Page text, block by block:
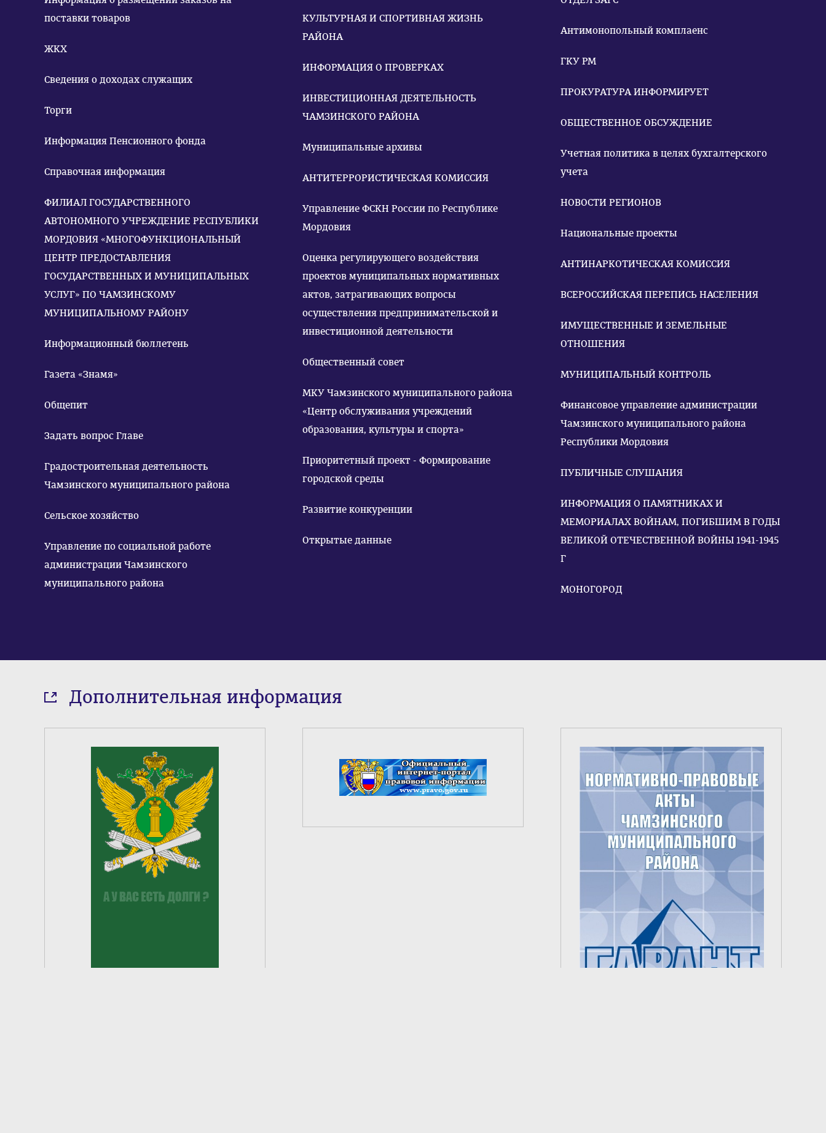
поставки товаров
ЖКХ
Сведения о доходах служащих
Торги
Информация Пенсионного фонда
Справочная информация
ФИЛИАЛ ГОСУДАРСТВЕННОГО
АВТОНОМНОГО УЧРЕЖДЕНИЕ РЕСПУБЛИКИ
МОРДОВИЯ «МНОГОФУНКЦИОНАЛЬНЫЙ
ЦЕНТР ПРЕДОСТАВЛЕНИЯ
ГОСУДАРСТВЕННЫХ И МУНИЦИПАЛЬНЫХ
УСЛУГ» ПО ЧАМЗИНСКОМУ
МУНИЦИПАЛЬНОМУ РАЙОНУ
Информационный бюллетень
Газета «Знамя»
Общепит
Задать вопрос Главе
Градостроительная деятельность
Чамзинского муниципального района
Сельское хозяйство
Управление по социальной работе
администрации Чамзинского
муниципального района
КУЛЬТУРНАЯ И СПОРТИВНАЯ ЖИЗНЬ
РАЙОНА
ИНФОРМАЦИЯ О ПРОВЕРКАХ
ИНВЕСТИЦИОННАЯ ДЕЯТЕЛЬНОСТЬ
ЧАМЗИНСКОГО РАЙОНА
Муниципальные архивы
АНТИТЕРРОРИСТИЧЕСКАЯ КОМИССИЯ
Управление ФСКН России по Республике
Мордовия
Оценка регулирующего воздействия
проектов муниципальных нормативных
актов, затрагивающих вопросы
осуществления предпринимательской и
инвестиционной деятельности
Общественный совет
МКУ Чамзинского муниципального района
«Центр обслуживания учреждений
образования, культуры и спорта»
Приоритетный проект - Формирование
городской среды
Развитие конкуренции
Открытые данные
Антимонопольный комплаенс
ГКУ РМ
ПРОКУРАТУРА ИНФОРМИРУЕТ
ОБЩЕСТВЕННОЕ ОБСУЖДЕНИЕ
Учетная политика в целях бухгалтерского
учета
НОВОСТИ РЕГИОНОВ
Национальные проекты
АНТИНАРКОТИЧЕСКАЯ КОМИССИЯ
ВСЕРОССИЙСКАЯ ПЕРЕПИСЬ НАСЕЛЕНИЯ
ИМУЩЕСТВЕННЫЕ И ЗЕМЕЛЬНЫЕ
ОТНОШЕНИЯ
МУНИЦИПАЛЬНЫЙ КОНТРОЛЬ
Финансовое управление администрации
Чамзинского муниципального района
Республики Мордовия
ПУБЛИЧНЫЕ СЛУШАНИЯ
ИНФОРМАЦИЯ О ПАМЯТНИКАХ И
МЕМОРИАЛАХ ВОЙНАМ, ПОГИБШИМ В ГОДЫ
ВЕЛИКОЙ ОТЕЧЕСТВЕННОЙ ВОЙНЫ 1941-1945
Г
МОНОГОРОД
Дополнительная информация